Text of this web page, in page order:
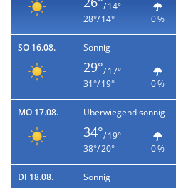
/ 14°
28°/ 14°
0 %
SO 16.08. Sonnig
29°/ 17°
31°/ 19°
0 %
MO 17.08. Überwiegend sonnig
34°/ 19°
38°/ 20°
0 %
DI 18.08. Sonnig